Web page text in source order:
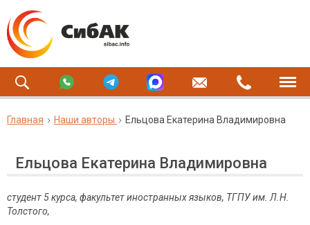
Главная Наши авторы Ельцова Екатерина Владимировна
Ельцова Екатерина Владимировна
студент 5 курса, факультет иностранных языков, ТГПУ им. Л.Н.
Толстого,